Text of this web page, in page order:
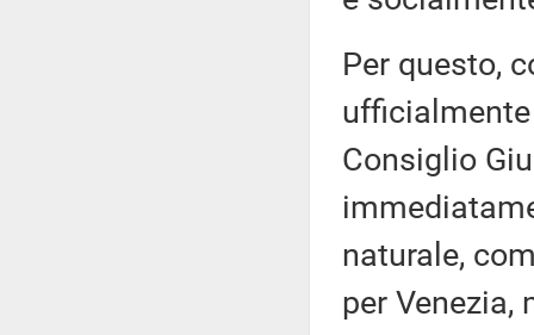
Per questo,
ufficialmente
Consiglio
naturale,
per Venezia,